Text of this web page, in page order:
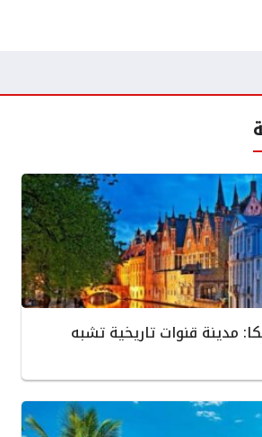
مدينة قنوات تاريخية تشبه